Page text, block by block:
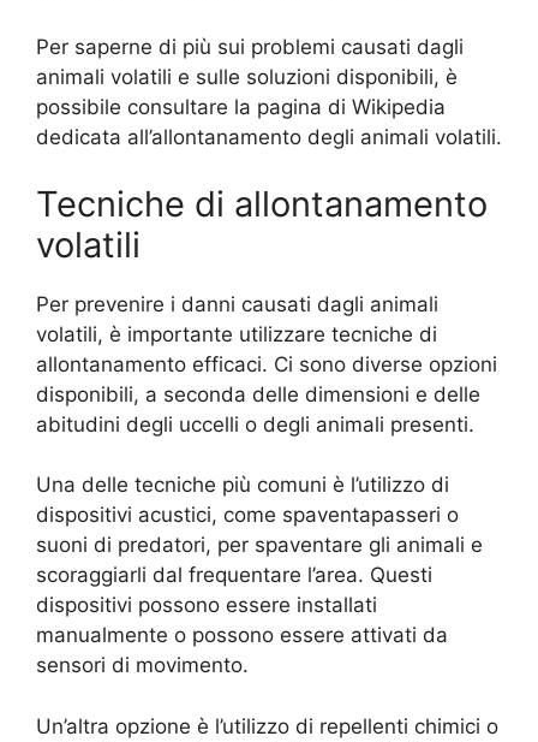
Per saperne di più sui problemi causati dagli
animali volatili e sulle soluzioni disponibili, è
possibile consultare la pagina di Wikipedia
dedicata all’allontanamento degli animali volatili.
Tecniche di allontanamento
volatili
Per prevenire i danni causati dagli animali
volatili, è importante utilizzare tecniche di
allontanamento efficaci. Ci sono diverse opzioni
disponibili, a seconda delle dimensioni e delle
abitudini degli uccelli o degli animali presenti.
Una delle tecniche più comuni è l’utilizzo di
dispositivi acustici, come spaventapasseri o
suoni di predatori, per spaventare gli animali e
scoraggiarli dal frequentare l’area. Questi
dispositivi possono essere installati
manualmente o possono essere attivati da
sensori di movimento.
Un’altra opzione è l’utilizzo di repellenti chimici o